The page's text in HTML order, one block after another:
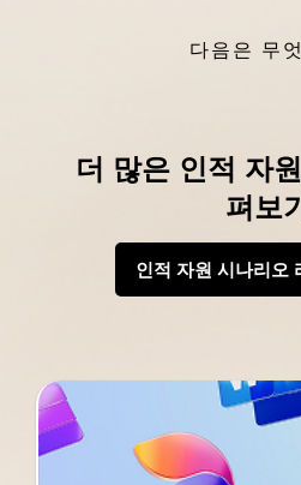
다음은 무
더 많은 인적 자
펴보
인적 자원 시나리오